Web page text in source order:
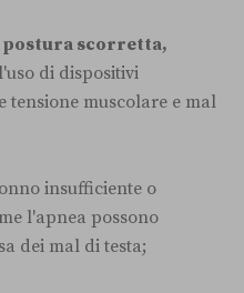
postura scorretta,
di dispositivi
tensione muscolare e mal
insufficiente o
l'apnea possono
dei mal di testa;